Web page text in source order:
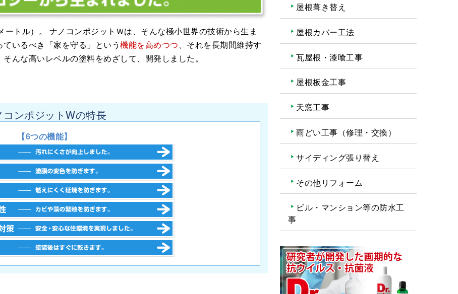
トル）。 ナノコンポジットＷは、そんな極小世界の技術から生ま
いるべき「家を守る」という機能を高めつつ、それを長期間維持す
そんな高いレベルの塗料をめざして、開発しました。
コンポジットWの特長
【6つの機能】
屋根葺き替え
屋根カバー工法
瓦屋根・漆喰工事
屋根板金工事
天窓工事
雨どい工事（修理・交換）
サイディング張り替え
その他リフォーム
ビル・マンション等の防水工
事